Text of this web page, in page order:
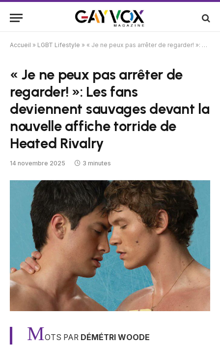
Accueil » LGBT Lifestyle » « Je ne peux pas arrêter de regarder! »: Les fans deviennent sauvages devant la nouvelle affiche torride de Heated Rivalry
« Je ne peux pas arrêter de
regarder! »: Les fans
deviennent sauvages devant la
nouvelle affiche torride de
Heated Rivalry
14 novembre 2025 3 minutes
MOTS PAR DÉMÉTRI WOODE